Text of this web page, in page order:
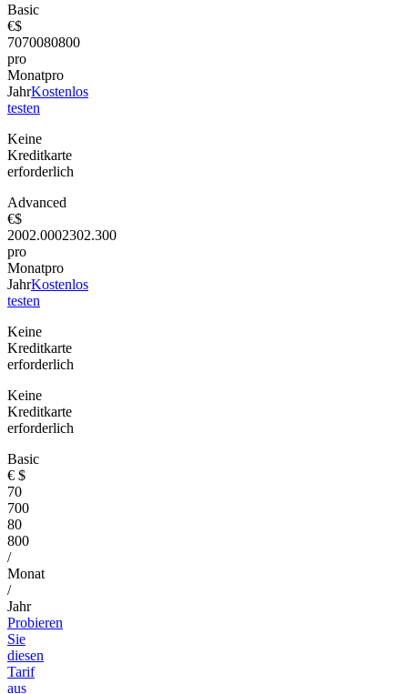
Basic
€$
7070080800
pro
Monatpro
JahrKostenlos
testen
Keine
Kreditkarte
erforderlich
Advanced
€$
2002.0002302.300
pro
Monatpro
JahrKostenlos
testen
Keine
Kreditkarte
erforderlich
Keine
Kreditkarte
erforderlich
Basic
€ $
70
700
80
800
/
Monat
/
Jahr
Probieren
Sie
diesen
Tarif
aus